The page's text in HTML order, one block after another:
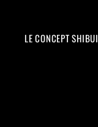
LE CONCEPT SHIBUI